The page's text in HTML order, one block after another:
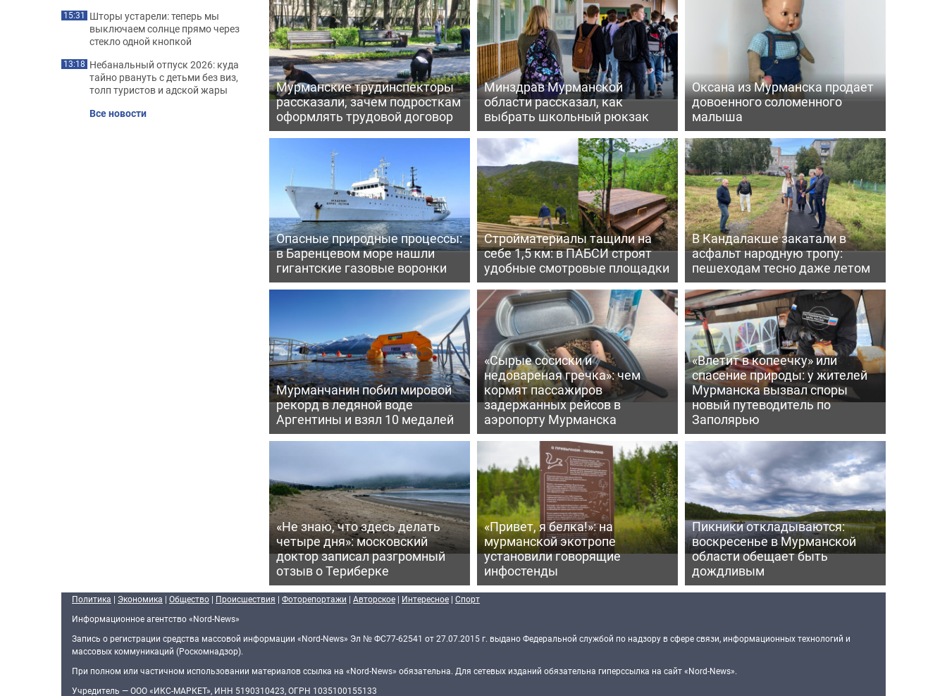
Мурманские трудинспекторы
рассказали, зачем подросткам
оформлять трудовой договор
Минздрав Мурманской
области рассказал, как
выбрать школьный рюкзак
Оксана из Мурманска продает
довоенного соломенного
малыша
Опасные природные процессы:
в Баренцевом море нашли
гигантские газовые воронки
Стройматериалы тащили на
себе 1,5 км: в ПАБСИ строят
удобные смотровые площадки
В Кандалакше закатали в
асфальт народную тропу:
пешеходам тесно даже летом
Мурманчанин побил мировой
рекорд в ледяной воде
Аргентины и взял 10 медалей
«Сырые сосиски и
недовареная гречка»: чем
кормят пассажиров
задержанных рейсов в
аэропорту Мурманска
«Влетит в копеечку» или
спасение природы: у жителей
Мурманска вызвал споры
новый путеводитель по
Заполярью
«Не знаю, что здесь делать
четыре дня»: московский
доктор записал разгромный
отзыв о Териберке
«Привет, я белка!»: на
мурманской экотропе
установили говорящие
инфостенды
Пикники откладываются:
воскресенье в Мурманской
области обещает быть
дождливым
15:31 Шторы устарели: теперь мы
выключаем солнце прямо через
стекло одной кнопкой
13:18 Небанальный отпуск 2026: куда
тайно рвануть с детьми без виз,
толп туристов и адской жары
Все новости
Политика | Экономика | Общество | Происшествия | Фоторепортажи | Авторское | Интересное | Спорт
Информационное агентство «Nord-News»
Запись о регистрации средства массовой информации «Nord-News» Эл № ФС77-62541 от 27.07.2015 г. выдано Федеральной службой по надзору в сфере связи, информационных технологий и
массовых коммуникаций (Роскомнадзор).
При полном или частичном использовании материалов ссылка на «Nord-News» обязательна. Для сетевых изданий обязательна гиперссылка на сайт «Nord-News».
Учредитель — ООО «ИКС-МАРКЕТ», ИНН 5190310423, ОГРН 1035100155133